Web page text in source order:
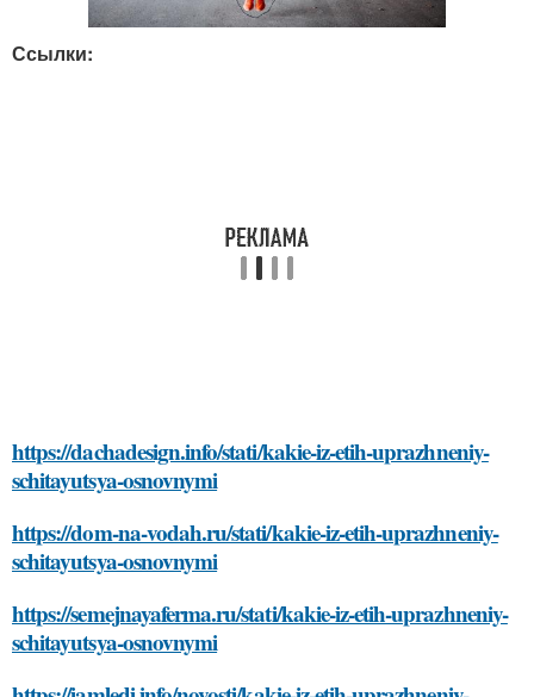
Ссылки:
https://dachadesign.info/stati/kakie-iz-etih-uprazhneniy-
schitayutsya-osnovnymi
https://dom-na-vodah.ru/stati/kakie-iz-etih-uprazhneniy-
schitayutsya-osnovnymi
https://semejnayaferma.ru/stati/kakie-iz-etih-uprazhneniy-
schitayutsya-osnovnymi